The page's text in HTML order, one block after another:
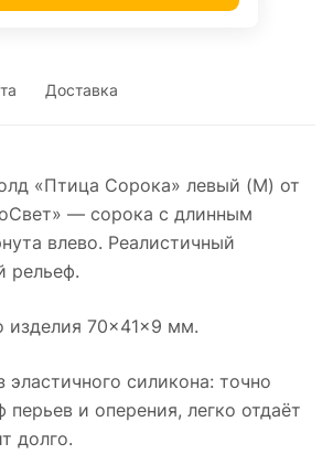
Доставка
«Птица Сорока» левый (M) от
— сорока с длинным
влево. Реалистичный
рельеф.
изделия 70×41×9 мм.
эластичного силикона: точно
перьев и оперения, легко отдаёт
долго.